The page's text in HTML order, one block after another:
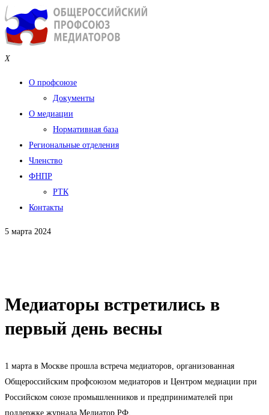
X
О профсоюзе
Документы
О медиации
Нормативная база
Региональные отделения
Членство
ФНПР
РТК
Контакты
5 марта 2024
Медиаторы встретились в
первый день весны
1 марта в Москве прошла встреча медиаторов, организованная
Общероссийским профсоюзом медиаторов и Центром медиации при
Российском союзе промышленников и предпринимателей при
поддержке журнала Медиатор.РФ.